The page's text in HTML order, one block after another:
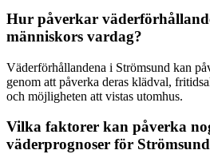
Hur påverkar
människors vardag?
Väderförhållandena i Strömsund kan
genom att påverka deras klädval,
och möjligheten att vistas utomhus.
Vilka faktorer kan påverka
väderprognoser för